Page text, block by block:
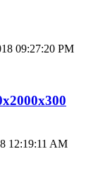
09:27:20 PM
12:19:11 AM